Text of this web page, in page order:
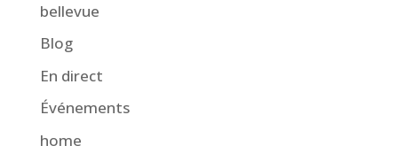
bellevue
Blog
En direct
Événements
home